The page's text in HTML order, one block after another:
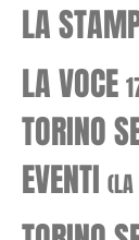
LA
LA VOCE
TORINO
EVENTI